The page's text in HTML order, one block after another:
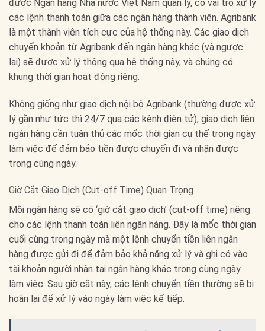
được Ngân hàng Nhà nước Việt Nam quản lý, có vai trò xử lý
các lệnh thanh toán giữa các ngân hàng thành viên. Agribank
là một thành viên tích cực của hệ thống này. Các giao dịch
chuyển khoản từ Agribank đến ngân hàng khác (và ngược
lại) sẽ được xử lý thông qua hệ thống này, và chúng có
khung thời gian hoạt động riêng.
Không giống như giao dịch nội bộ Agribank (thường được xử
lý gần như tức thì 24/7 qua các kênh điện tử), giao dịch liên
ngân hàng cần tuân thủ các mốc thời gian cụ thể trong ngày
làm việc để đảm bảo tiền được chuyển đi và nhận được
trong cùng ngày.
Giờ Cắt Giao Dịch (Cut-off Time) Quan Trọng
Mỗi ngân hàng sẽ có ‘giờ cắt giao dịch’ (cut-off time) riêng
cho các lệnh thanh toán liên ngân hàng. Đây là mốc thời gian
cuối cùng trong ngày mà một lệnh chuyển tiền liên ngân
hàng được gửi đi để đảm bảo khả năng xử lý và ghi có vào
tài khoản người nhận tại ngân hàng khác trong cùng ngày
làm việc. Sau giờ cắt này, các lệnh chuyển tiền thường sẽ bị
hoãn lại để xử lý vào ngày làm việc kế tiếp.